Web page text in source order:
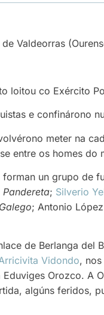
Valdeorras
loitou co Exército
e confinárono
meter na
entre os homes
un grupo de
Pandereta; Silverio
; Antonio
de Berlanga del
Vidondo,
Eduviges Orozco. A
algúns feridos,